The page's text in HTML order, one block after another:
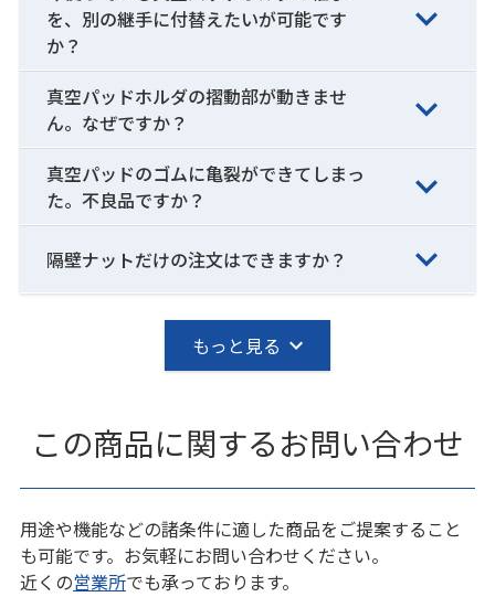
を、別の継手に付替えたいが可能です
か？
真空パッドホルダの摺動部が動きませ
ん。なぜですか？
真空パッドのゴムに亀裂ができてしまっ
た。不良品ですか？
隔壁ナットだけの注文はできますか？
もっと見る
この商品に関するお問い合わせ
用途や機能などの諸条件に適した商品をご提案すること
も可能です。お気軽にお問い合わせください。
近くの営業所でも承っております。